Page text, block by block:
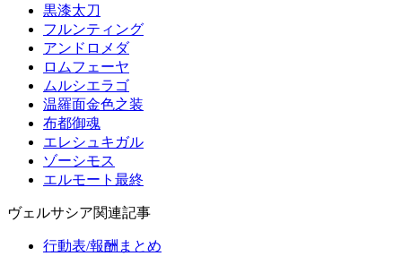
黒漆太刀
フルンティング
アンドロメダ
ロムフェーヤ
ムルシエラゴ
温羅面金色之装
布都御魂
エレシュキガル
ゾーシモス
エルモート最終
ヴェルサシア関連記事
行動表/報酬まとめ